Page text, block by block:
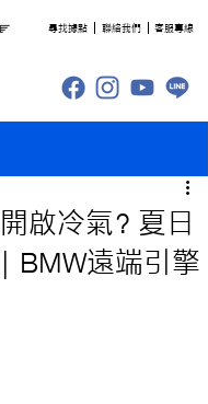
​尋找據點 聯絡我們 客服專線
啟冷氣？夏日
BMW遠端引擎